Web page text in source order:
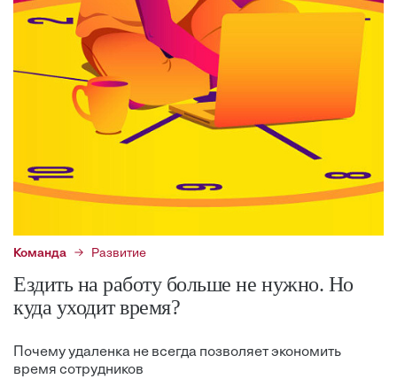
Команда Развитие
Ездить на работу больше не нужно. Но
куда уходит время?
Почему удаленка не всегда позволяет экономить
время сотрудников